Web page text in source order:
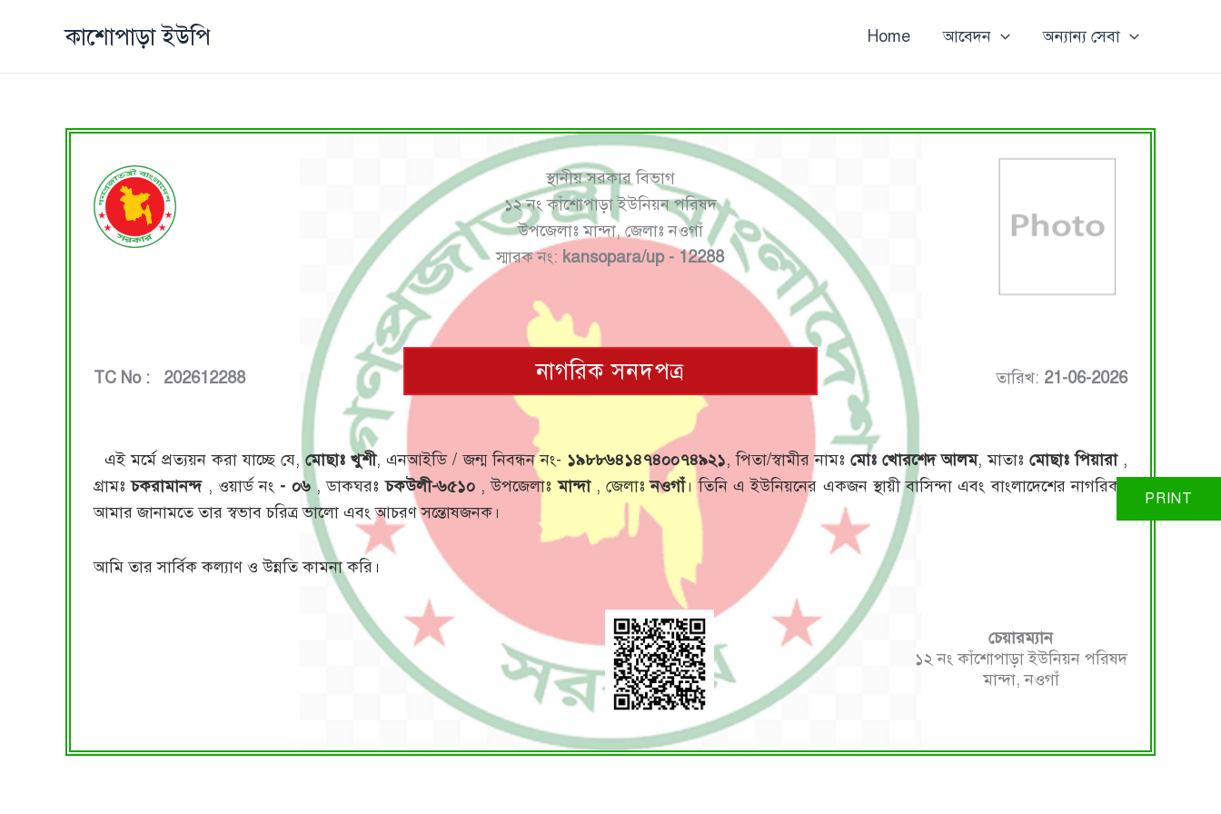
কাশোপাড়া ইউপি Home আবেদন অন্যান্য সেবা
স্থানীয় সরকার বিভাগ
১২ নং কাঁশোপাড়া ইউনিয়ন পরিষদ
উপজেলাঃ মান্দা, জেলাঃ নওগাঁ
স্মারক নং: kansopara/up - 12288
TC No : 202612288 নাগরিক সনদপত্র তারিখ: 21-06-2026
এই মর্মে প্রত্যয়ন করা যাচ্ছে যে,মোছাঃ খুশী, এনআইডি / জন্ম নিবন্ধন নং- ১৯৮৮৬৪১৪৭৪০০৭৪৯২১, পিতা/স্বামীর নামঃ মোঃ খোরশেদ আলম, মাতাঃ মোছাঃ পিয়ারা ,
গ্রামঃচকরামানন্দ , ওয়ার্ড নং - ০৬, ডাকঘরঃচকউলী-৬৫১০ , উপজেলাঃমান্দা , জেলাঃনওগাঁ। তিনি এ ইউনিয়নের একজন স্থায়ী বাসিন্দা এবং বাংলাদেশের নাগরিক।
আমার জানামতে তার স্বভাব চরিত্র ভালো এবং আচরণ সন্তোষজনক।
আমি তার সার্বিক কল্যাণ ও উন্নতি কামনা করি।
চেয়ারম্যান
১২ নং কাঁশোপাড়া ইউনিয়ন পরিষদ
মান্দা, নওগাঁ